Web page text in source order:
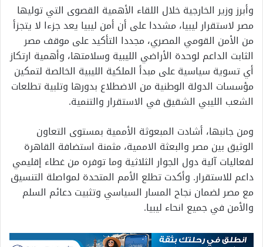
وأبرز وزير الخارجية خلال اللقاء الأهمية القصوى التي توليها
مصر لاستقرار ليبيا، مشددا على أن أمن ليبيا يعد جزءا لا يتجزأ
من الأمن القومي المصري، مجددا التأكيد على موقف مصر
الثابت الداعم لوحدة الأراضي الليبية وسلامتها، وأهمية ارتكاز
أي تسوية سياسية على مبدأ الملكية الليبية الخالصة لتمكين
مؤسسات الدولة الوطنية من الاضطلاع بدورها وتلبية تطلعات
الشعب الليبي الشقيق في الاستقرار والتنمية.
ومن جانبها، أشادت المبعوثة الأممية بمستوى التعاون
الوثيق بين مصر والبعثة الاممية، مثمنة استضافة القاهرة
لفعاليات آلية دول الجوار الثلاثية وما توفره من غطاء إقليمي
داعم للاستقرار. وأكدت تطلع الأمم المتحدة لمواصلة التنسيق
مع مصر لضمان نجاح المسار السياسي وتثبيت دعائم السلم
والأمن في جميع انحاء ليبيا.